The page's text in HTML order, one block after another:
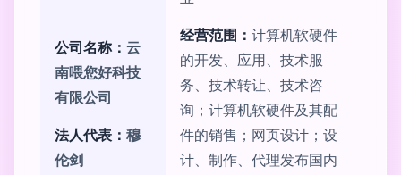
公司名称： 云
南喂您好科技
有限公司
法人代表： 穆
伦剑
经营范围： 计算机软硬件
的开发、应用、技术服
务、技术转让、技术咨
询；计算机软硬件及其配
件的销售；网页设计；设
计、制作、代理发布国内